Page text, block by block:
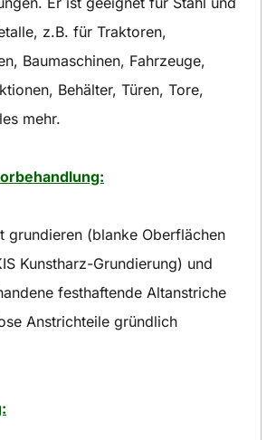
z.B. für Traktoren,
Baumaschinen, Fahrzeuge,
Behälter, Türen, Tore,
mehr.
grundieren (blanke Oberflächen
Kunstharz-Grundierung) und
festhaftende Altanstriche
Anstrichteile gründlich